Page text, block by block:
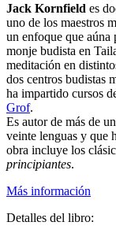
Jack Kornfield es
uno de los maestros
un enfoque que
monje budista en
meditación en
dos centros budistas
ha impartido cursos
Grof.
Es autor de más de
veinte lenguas y que
obra incluye los
principiantes.
Más información
Detalles del libro: